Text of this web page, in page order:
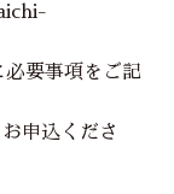
必要事項をご記
込くださ